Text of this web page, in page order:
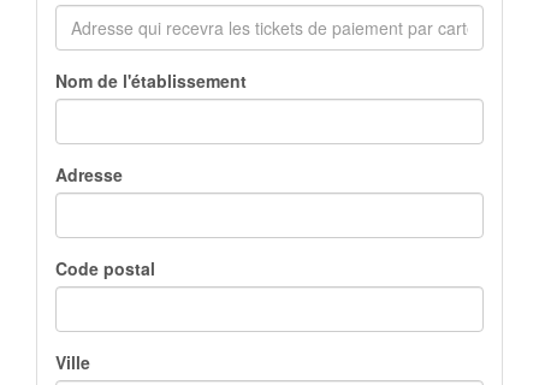
Nom de l'établissement
Adresse
Code postal
Ville